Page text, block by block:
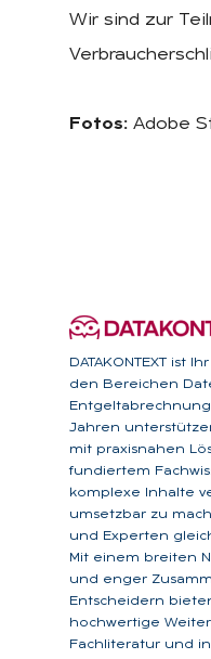
Wir sind zur
Fotos: Adobe
DATAKONTEXT ist
den Bereichen
Jahren
mit praxisnahen
fundiertem
komplexe Inhalte
umsetzbar zu
und Experten
Mit einem breiten
und enger
Entscheidern
hochwertige
Fachliteratur und